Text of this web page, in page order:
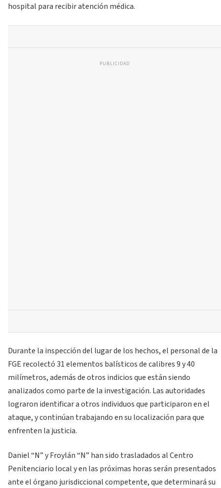
hospital para recibir atención médica.
PUBLICIDAD
Durante la inspección del lugar de los hechos, el personal de la
FGE recolectó 31 elementos balísticos de calibres 9 y 40
milímetros, además de otros indicios que están siendo
analizados como parte de la investigación. Las autoridades
lograron identificar a otros individuos que participaron en el
ataque, y continúan trabajando en su localización para que
enfrenten la justicia.
Daniel “N” y Froylán “N” han sido trasladados al Centro
Penitenciario local y en las próximas horas serán presentados
ante el órgano jurisdiccional competente, que determinará su